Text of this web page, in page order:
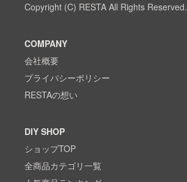
Copyright (C) RESTA All Rights Reserved.
COMPANY
会社概要
プライバシーポリシー
RESTAの想い
DIY SHOP
ショップTOP
全商品カテゴリ一覧